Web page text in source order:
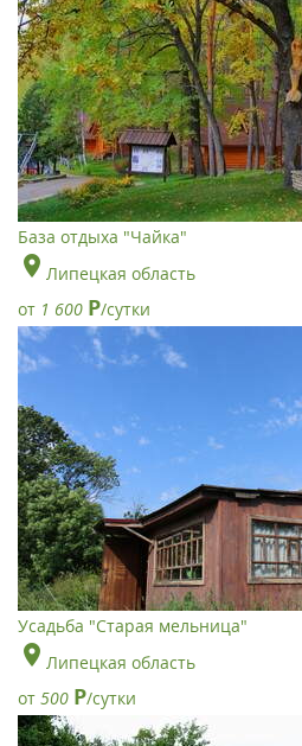
База отдыха "Чайка"
Липецкая область
от 1 600 Р/сутки
Усадьба "Старая мельница"
Липецкая область
от 500 Р/сутки